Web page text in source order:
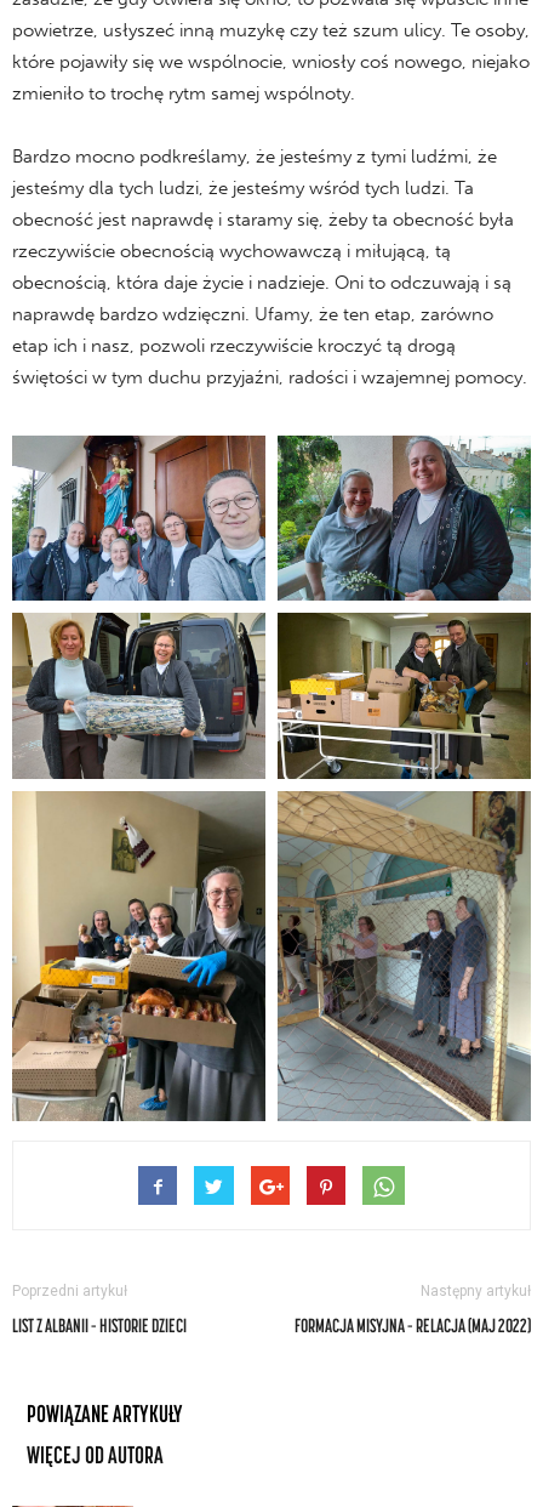
powietrze, usłyszeć inną muzykę czy też szum ulicy. Te osoby,
które pojawiły się we wspólnocie, wniosły coś nowego, niejako
zmieniło to trochę rytm samej wspólnoty.
Bardzo mocno podkreślamy, że jesteśmy z tymi ludźmi, że
jesteśmy dla tych ludzi, że jesteśmy wśród tych ludzi. Ta
obecność jest naprawdę i staramy się, żeby ta obecność była
rzeczywiście obecnością wychowawczą i miłującą, tą
obecnością, która daje życie i nadzieje. Oni to odczuwają i są
naprawdę bardzo wdzięczni. Ufamy, że ten etap, zarówno
etap ich i nasz, pozwoli rzeczywiście kroczyć tą drogą
świętości w tym duchu przyjaźni, radości i wzajemnej pomocy.
Poprzedni artykuł
LIST Z ALBANII – HISTORIE DZIECI
Następny artykuł
FORMACJA MISYJNA – RELACJA (MAJ 2022)
POWIĄZANE ARTYKUŁY
WIĘCEJ OD AUTORA